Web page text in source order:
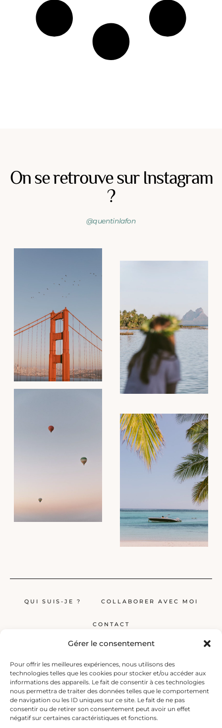
Gérer le consentement
Pour offrir les meilleures expériences, nous utilisons des
technologies telles que les cookies pour stocker et/ou accéder aux
informations des appareils. Le fait de consentir à ces technologies
nous permettra de traiter des données telles que le comportement
de navigation ou les ID uniques sur ce site. Le fait de ne pas
consentir ou de retirer son consentement peut avoir un effet
négatif sur certaines caractéristiques et fonctions.
On se retrouve sur Instagram
?
@quentinlafon
QUI SUIS-JE ? COLLABORER AVEC MOI
CONTACT
Globerêveur, le blog pour les passionnés de voyage, propose des récits
inspirants, des guides et des conseils pratiques pour planifier vos
prochaines escapades, qu’elles soient lointaines ou à deux pas de chez